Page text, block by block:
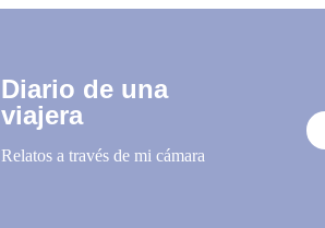
Diario de una
viajera
Relatos a través de mi cámara